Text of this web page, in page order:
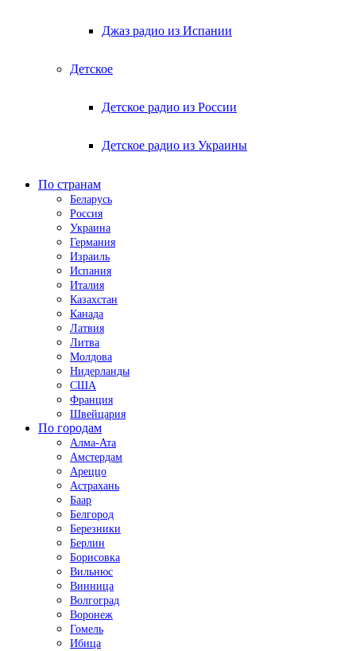
Джаз радио из Испании
Детское
Детское радио из России
Детское радио из Украины
По странам
Беларусь
Россия
Украина
Германия
Израиль
Испания
Италия
Казахстан
Канада
Латвия
Литва
Молдова
Нидерланды
США
Франция
Швейцария
По городам
Алма-Ата
Амстердам
Ареццо
Астрахань
Баар
Белгород
Березники
Берлин
Борисовка
Вильнюс
Винница
Волгоград
Воронеж
Гомель
Ибица